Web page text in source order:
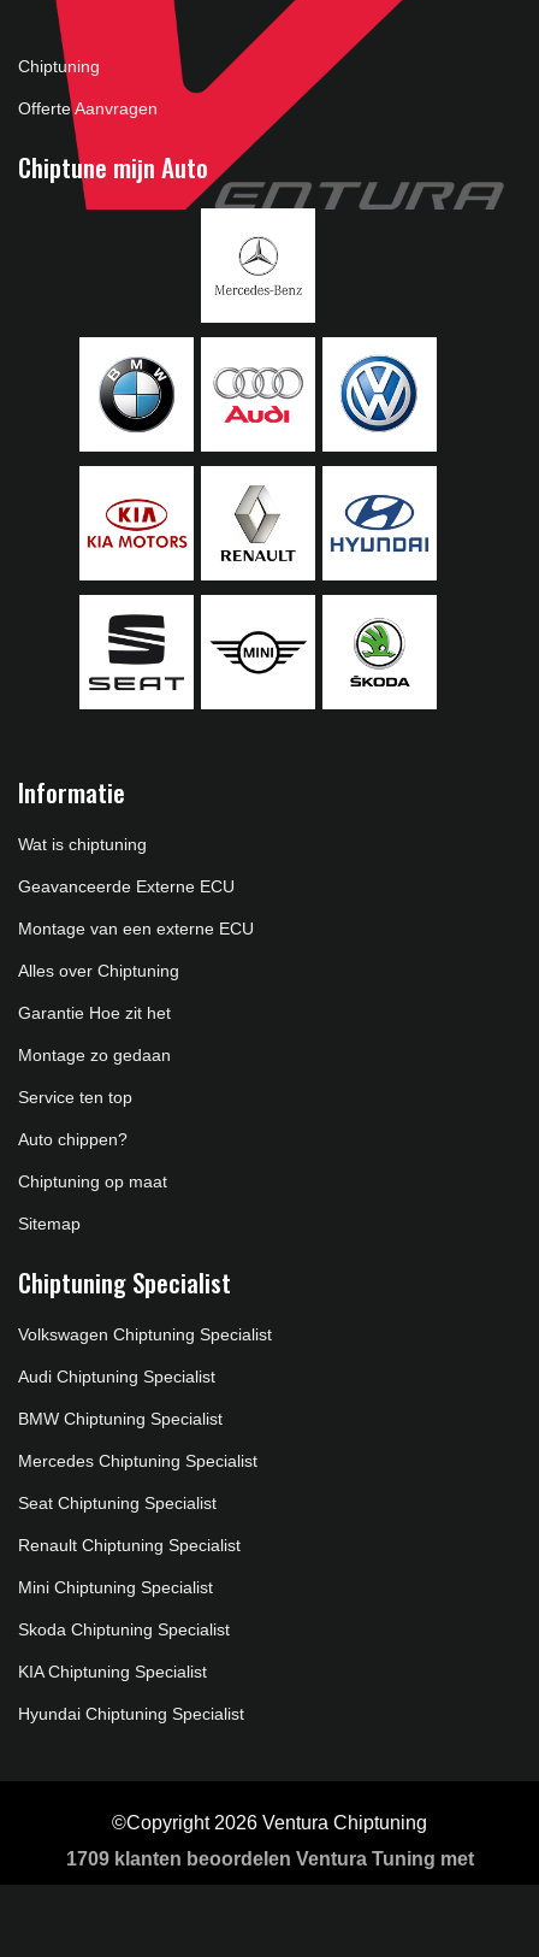
Chiptuning
Offerte Aanvragen
Chiptune mijn Auto
Informatie
Wat is chiptuning
Geavanceerde Externe ECU
Montage van een externe ECU
Alles over Chiptuning
Garantie Hoe zit het
Montage zo gedaan
Service ten top
Auto chippen?
Chiptuning op maat
Sitemap
Chiptuning Specialist
Volkswagen Chiptuning Specialist
Audi Chiptuning Specialist
BMW Chiptuning Specialist
Mercedes Chiptuning Specialist
Seat Chiptuning Specialist
Renault Chiptuning Specialist
Mini Chiptuning Specialist
Skoda Chiptuning Specialist
KIA Chiptuning Specialist
Hyundai Chiptuning Specialist
©Copyright 2026 Ventura Chiptuning
1709klanten beoordelen Ventura Tuning met